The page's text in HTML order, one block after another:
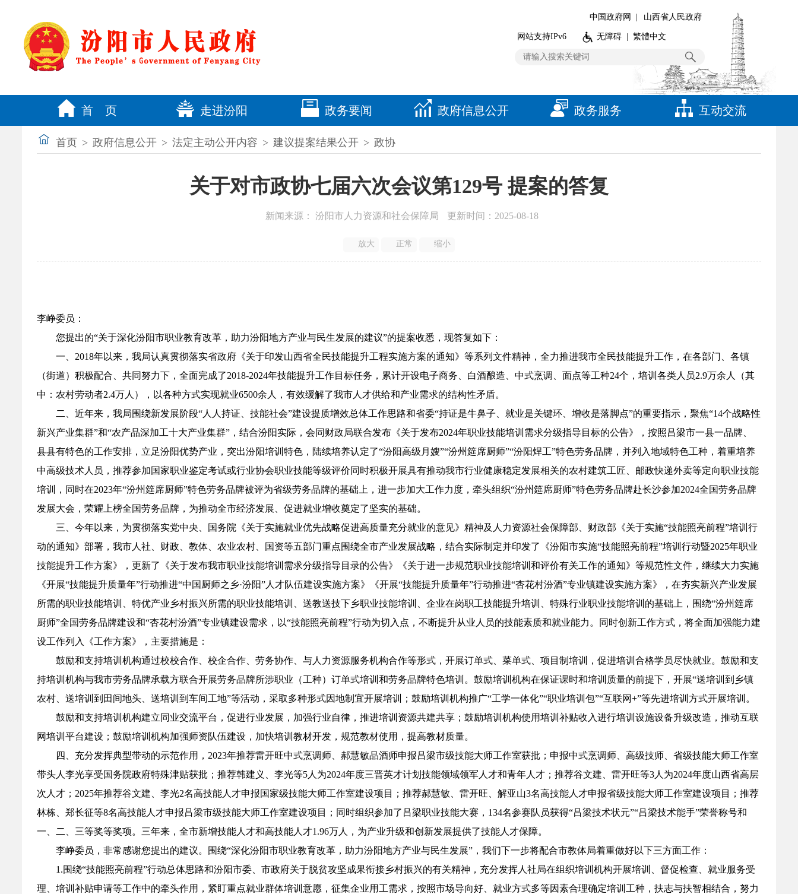
中国政府网 山西省人民政府
网站支持IPv6 无障碍 繁體中文
首 页 走进汾阳 政务要闻 政府信息公开 政务服务 互动交流
首页 > 政府信息公开 > 法定主动公开内容 > 建议提案结果公开 > 政协
关于对市政协七届六次会议第129号 提案的答复
新闻来源： 汾阳市人力资源和社会保障局 更新时间：2025-08-18
放大 正常 缩小
李峥委员：
您提出的“关于深化汾阳市职业教育改革，助力汾阳地方产业与民生发展的建议”的提案收悉，现答复如下：
一、2018年以来，我局认真贯彻落实省政府《关于印发山西省全民技能提升工程实施方案的通知》等系列文件精神，全力推进我市全民技能提升工作，在各部门、各镇
（街道）积极配合、共同努力下，全面完成了2018-2024年技能提升工作目标任务，累计开设电子商务、白酒酿造、中式烹调、面点等工种24个，培训各类人员2.9万余人（其
中：农村劳动者2.4万人），以各种方式实现就业6500余人，有效缓解了我市人才供给和产业需求的结构性矛盾。
二、近年来，我局围绕新发展阶段“人人持证、技能社会”建设提质增效总体工作思路和省委“持证是牛鼻子、就业是关键环、增收是落脚点”的重要指示，聚焦“14个战略性
新兴产业集群”和“农产品深加工十大产业集群”，结合汾阳实际，会同财政局联合发布《关于发布2024年职业技能培训需求分级指导目标的公告》，按照吕梁市一县一品牌、
县县有特色的工作安排，立足汾阳优势产业，突出汾阳培训特色，陆续培养认定了“汾阳高级月嫂”“汾州筵席厨师”“汾阳焊工”特色劳务品牌，并列入地域特色工种，着重培养
中高级技术人员，推荐参加国家职业鉴定考试或行业协会职业技能等级评价同时积极开展具有推动我市行业健康稳定发展相关的农村建筑工匠、邮政快递外卖等定向职业技能
培训，同时在2023年“汾州筵席厨师”特色劳务品牌被评为省级劳务品牌的基础上，进一步加大工作力度，牵头组织“汾州筵席厨师”特色劳务品牌赴长沙参加2024全国劳务品牌
发展大会，荣耀上榜全国劳务品牌，为推动全市经济发展、促进就业增收奠定了坚实的基础。
三、今年以来，为贯彻落实党中央、国务院《关于实施就业优先战略促进高质量充分就业的意见》精神及人力资源社会保障部、财政部《关于实施“技能照亮前程”培训行
动的通知》部署，我市人社、财政、教体、农业农村、国资等五部门重点围绕全市产业发展战略，结合实际制定并印发了《汾阳市实施“技能照亮前程”培训行动暨2025年职业
技能提升工作方案》，更新了《关于发布我市职业技能培训需求分级指导目录的公告》《关于进一步规范职业技能培训和评价有关工作的通知》等规范性文件，继续大力实施
《开展“技能提升质量年”行动推进“中国厨师之乡·汾阳”人才队伍建设实施方案》《开展“技能提升质量年”行动推进“杏花村汾酒”专业镇建设实施方案》，在夯实新兴产业发展
所需的职业技能培训、特优产业乡村振兴所需的职业技能培训、送教送技下乡职业技能培训、企业在岗职工技能提升培训、特殊行业职业技能培训的基础上，围绕“汾州筵席
厨师”全国劳务品牌建设和“杏花村汾酒”专业镇建设需求，以“技能照亮前程”行动为切入点，不断提升从业人员的技能素质和就业能力。同时创新工作方式，将全面加强能力建
设工作列入《工作方案》，主要措施是：
鼓励和支持培训机构通过校校合作、校企合作、劳务协作、与人力资源服务机构合作等形式，开展订单式、菜单式、项目制培训，促进培训合格学员尽快就业。鼓励和支
持培训机构与我市劳务品牌承载方联合开展劳务品牌所涉职业（工种）订单式培训和劳务品牌特色培训。鼓励培训机构在保证课时和培训质量的前提下，开展“送培训到乡镇
农村、送培训到田间地头、送培训到车间工地”等活动，采取多种形式因地制宜开展培训；鼓励培训机构推广“工学一体化”“职业培训包”“互联网+”等先进培训方式开展培训。
鼓励和支持培训机构建立同业交流平台，促进行业发展，加强行业自律，推进培训资源共建共享；鼓励培训机构使用培训补贴收入进行培训设施设备升级改造，推动互联
网培训平台建设；鼓励培训机构加强师资队伍建设，加快培训教材开发，规范教材使用，提高教材质量。
四、充分发挥典型带动的示范作用，2023年推荐雷开旺中式烹调师、郝慧敏品酒师申报吕梁市级技能大师工作室获批；申报中式烹调师、高级技师、省级技能大师工作室
带头人李光享受国务院政府特殊津贴获批；推荐韩建义、李光等5人为2024年度三晋英才计划技能领域领军人才和青年人才；推荐谷文建、雷开旺等3人为2024年度山西省高层
次人才；2025年推荐谷文建、李光2名高技能人才申报国家级技能大师工作室建设项目；推荐郝慧敏、雷开旺、解亚山3名高技能人才申报省级技能大师工作室建设项目；推荐
林栋、郑长征等8名高技能人才申报吕梁市级技能大师工作室建设项目；同时组织参加了吕梁职业技能大赛，134名参赛队员获得“吕梁技术状元”“吕梁技术能手”荣誉称号和
一、二、三等奖等奖项。三年来，全市新增技能人才和高技能人才1.96万人，为产业升级和创新发展提供了技能人才保障。
李峥委员，非常感谢您提出的建议。围绕“深化汾阳市职业教育改革，助力汾阳地方产业与民生发展”，我们下一步将配合市教体局着重做好以下三方面工作：
1.围绕“技能照亮前程”行动总体思路和汾阳市委、市政府关于脱贫攻坚成果衔接乡村振兴的有关精神，充分发挥人社局在组织培训机构开展培训、督促检查、就业服务受
理、培训补贴申请等工作中的牵头作用，紧盯重点就业群体培训意愿，征集企业用工需求，按照市场导向好、就业方式多等因素合理确定培训工种，扶志与扶智相结合，努力